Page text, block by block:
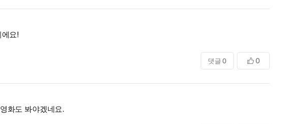
요!
댓글 0 0
화도 봐야겠네요.